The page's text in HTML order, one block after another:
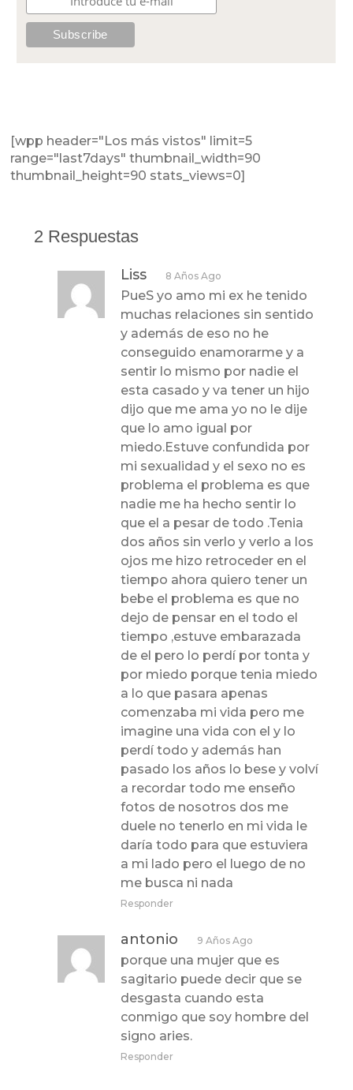
[wpp header="Los más vistos" limit=5
range="last7days" thumbnail_width=90
thumbnail_height=90 stats_views=0]
2 Respuestas
Liss 8 Años Ago
PueS yo amo mi ex he tenido
muchas relaciones sin sentido
y además de eso no he
conseguido enamorarme y a
sentir lo mismo por nadie el
esta casado y va tener un hijo
dijo que me ama yo no le dije
que lo amo igual por
miedo.Estuve confundida por
mi sexualidad y el sexo no es
problema el problema es que
nadie me ha hecho sentir lo
que el a pesar de todo .Tenia
dos años sin verlo y verlo a los
ojos me hizo retroceder en el
tiempo ahora quiero tener un
bebe el problema es que no
dejo de pensar en el todo el
tiempo ,estuve embarazada
de el pero lo perdí por tonta y
por miedo porque tenia miedo
a lo que pasara apenas
comenzaba mi vida pero me
imagine una vida con el y lo
perdí todo y además han
pasado los años lo bese y volví
a recordar todo me enseño
fotos de nosotros dos me
duele no tenerlo en mi vida le
daría todo para que estuviera
a mi lado pero el luego de no
me busca ni nada
Responder
antonio 9 Años Ago
porque una mujer que es
sagitario puede decir que se
desgasta cuando esta
conmigo que soy hombre del
signo aries.
Responder